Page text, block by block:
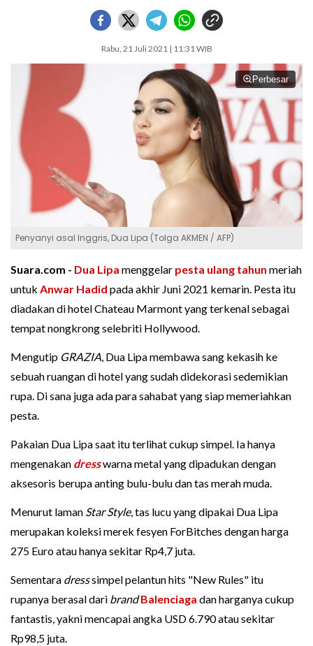
Rabu, 21 Juli 2021 | 11:31 WIB
Perbesar
Penyanyi asal Inggris, Dua Lipa (Tolga AKMEN / AFP)
Suara.com - Dua Lipa menggelar pesta ulang tahun meriah
untuk Anwar Hadid pada akhir Juni 2021 kemarin. Pesta itu
diadakan di hotel Chateau Marmont yang terkenal sebagai
tempat nongkrong selebriti Hollywood.
Mengutip GRAZIA, Dua Lipa membawa sang kekasih ke
sebuah ruangan di hotel yang sudah didekorasi sedemikian
rupa. Di sana juga ada para sahabat yang siap memeriahkan
pesta.
Pakaian Dua Lipa saat itu terlihat cukup simpel. Ia hanya
mengenakan dresswarna metal yang dipadukan dengan
aksesoris berupa anting bulu-bulu dan tas merah muda.
Menurut laman Star Style, tas lucu yang dipakai Dua Lipa
merupakan koleksi merek fesyen ForBitches dengan harga
275 Euro atau hanya sekitar Rp4,7 juta.
Sementara dresssimpel pelantun hits "New Rules" itu
rupanya berasal dari brand Balenciaga dan harganya cukup
fantastis, yakni mencapai angka USD 6.790 atau sekitar
Rp98,5 juta.